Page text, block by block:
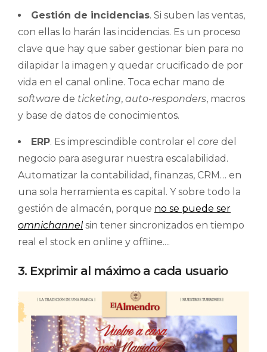
Gestión de incidencias. Si suben las ventas,
con ellas lo harán las incidencias. Es un proceso
clave que hay que saber gestionar bien para no
dilapidar la imagen y quedar crucificado de por
vida en el canal online. Toca echar mano de
software de ticketing, auto-responders, macros
y base de datos de conocimientos.
ERP. Es imprescindible controlar el core del
negocio para asegurar nuestra escalabilidad.
Automatizar la contabilidad, finanzas, CRM… en
una sola herramienta es capital. Y sobre todo la
gestión de almacén, porque no se puede ser
omnichannelsin tener sincronizados en tiempo
real el stock en online y offline....
3. Exprimir al máximo a cada usuario